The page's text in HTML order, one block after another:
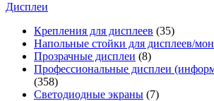
Дисплеи
Крепления для дисплеев (35)
Напольные стойки для дисплеев/
Прозрачные дисплеи (8)
Профессиональные дисплеи
(358)
Светодиодные экраны (7)